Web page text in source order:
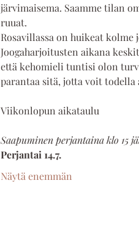
järvimaisema. Saamme tilan
ruuat.
Rosavillassa on huikeat
Joogaharjoitusten aikana
että kehomieli tuntisi olon
parantaa sitä, jotta voit todella
Saapuminen perjantaina klo 15
Perjantai 14.7.
Näytä enemmän